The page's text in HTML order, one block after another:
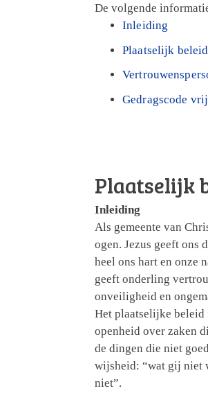
De volgende
Inleiding
Plaatselijk beleid
Gedragscode
Plaatselijk
Inleiding
Als gemeente van
ogen. Jezus geeft ons
heel ons hart en onze
geeft onderling
onveiligheid en
Het plaatselijke beleid
openheid over zaken
de dingen die niet
wijsheid: “wat gij niet
niet”.